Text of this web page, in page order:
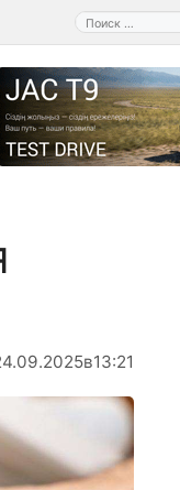
Поиск:
в13:21